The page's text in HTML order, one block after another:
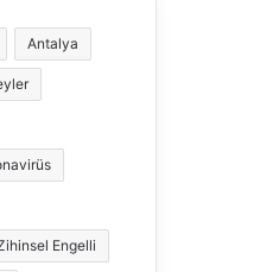
Antalya
Engelli